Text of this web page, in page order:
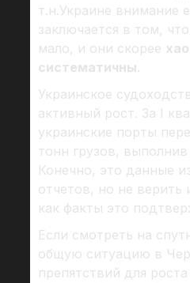
т.н.Украине внимание
заключается в том,
мало, и они скорее
систематичны.
Украинское
активный рост. За I
украинские порты
тонн грузов,
Конечно, это данные
отчетов, но не верить
как факты это
Если смотреть на
общую ситуацию в
препятствий для